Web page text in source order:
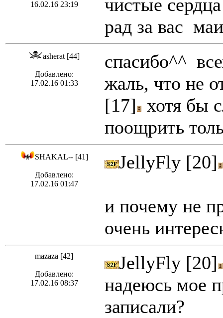
16.02.16 23:19
чистые
рад за вас
asherat [44]
Добавлено:
17.02.16 01:33
спасибо^^
жаль, что не
[17] хотя бы
поощрить
SHAKAL-- [41]
Добавлено:
17.02.16 01:47
JellyFly [20]
и почему не
очень
mazaza [42]
Добавлено:
17.02.16 08:37
JellyFly [20]
надеюсь мое
записали?